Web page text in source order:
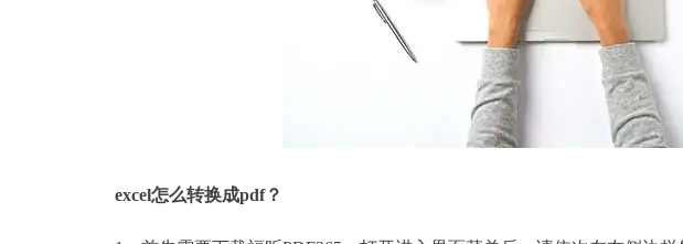
excel怎么转换成pdf？